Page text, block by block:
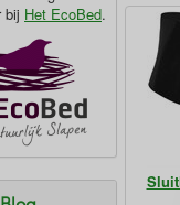
bij Het EcoBed.